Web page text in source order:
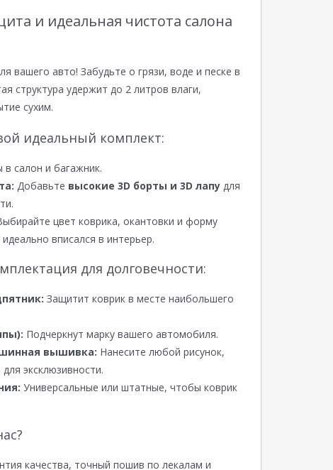
и идеальная чистота салона
вашего авто! Забудьте о грязи, воде и песке в
структура удержит до 2 литров влаги,
сухим.
идеальный комплект:
салон и багажник.
Добавьте высокие 3D борты и 3D лапу для
цвет коврика, окантовки и форму
вписался в интерьер.
для долговечности:
Защитит коврик в месте наибольшего
Подчеркнут марку вашего автомобиля.
вышивка: Нанесите любой рисунок,
эксклюзивности.
Универсальные или штатные, чтобы коврик
качества, точный пошив по лекалам и